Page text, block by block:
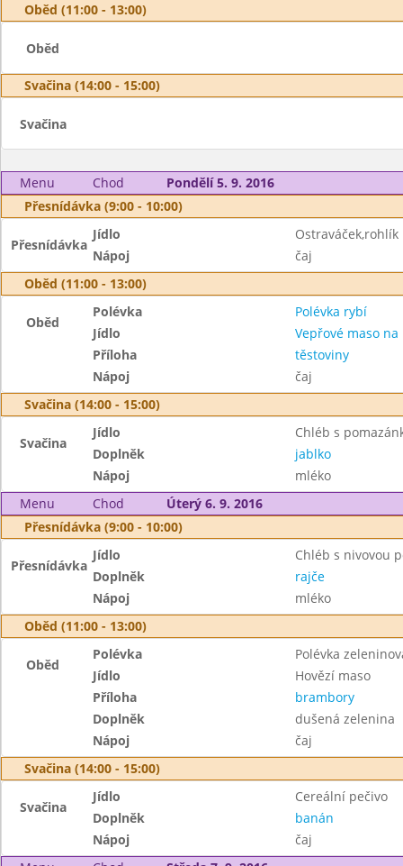
Oběd (11:00 - 13:00)
Oběd
Svačina (14:00 - 15:00)
Svačina
Menu Chod
Pondělí 5. 9. 2016
Přesnídávka (9:00 - 10:00)
Přesnídávka
Jídlo
Ostraváček,rohlík
Nápoj
čaj
Oběd (11:00 - 13:00)
Oběd
Polévka
Polévka rybí
Jídlo
Vepřové maso na
Příloha
těstoviny
Nápoj
čaj
Svačina (14:00 - 15:00)
Svačina
Jídlo
Chléb s
Doplněk
jablko
Nápoj
mléko
Menu
Chod
Úterý 6. 9. 2016
Přesnídávka (9:00 - 10:00)
Přesnídávka
Jídlo
Chléb s nivovou
Doplněk
rajče
Nápoj
mléko
Oběd (11:00 - 13:00)
Oběd
Polévka
Polévka
Jídlo
Hovězí maso
Příloha
brambory
Doplněk
dušená zelenina
Nápoj
čaj
Svačina (14:00 - 15:00)
Svačina
Jídlo
Cereální pečivo
Doplněk
banán
Nápoj
čaj